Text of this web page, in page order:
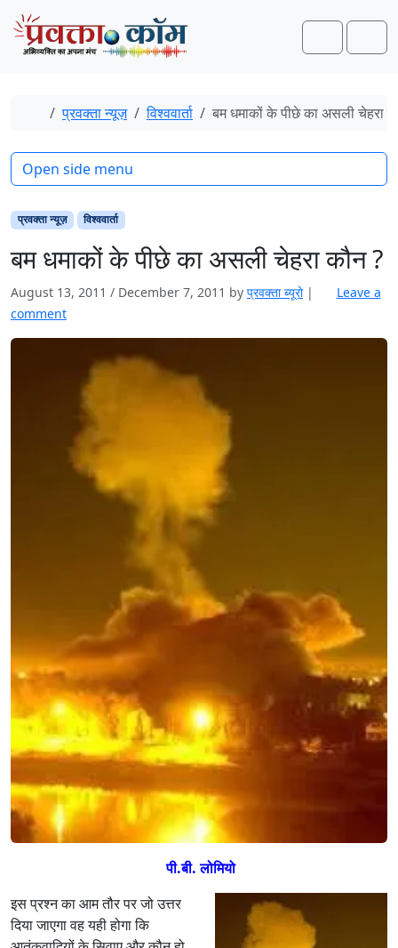
Skip to content
Skip to footer
Search
Home
प्रवक्ता न्यूज़ विश्ववार्ता बम धमाकों के पीछे का असली चेहरा
प्रवक्ता न्यूज़ विश्ववार्ता
बम धमाकों के पीछे का असली चेहरा कौन ?
August 13, 2011 / December 7, 2011 by प्रवक्‍ता ब्यूरो |
Leave a
comment
पी.बी. लोमियो
इस प्रश्न का आम तौर पर जो उत्तर
दिया जाएगा वह यही होगा कि
Open side menu